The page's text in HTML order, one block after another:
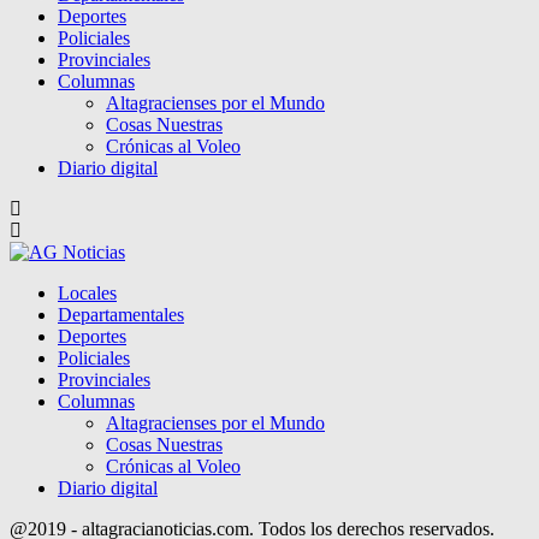
Deportes
Policiales
Provinciales
Columnas
Altagracienses por el Mundo
Cosas Nuestras
Crónicas al Voleo
Diario digital
Locales
Departamentales
Deportes
Policiales
Provinciales
Columnas
Altagracienses por el Mundo
Cosas Nuestras
Crónicas al Voleo
Diario digital
@2019 - altagracianoticias.com. Todos los derechos reservados.